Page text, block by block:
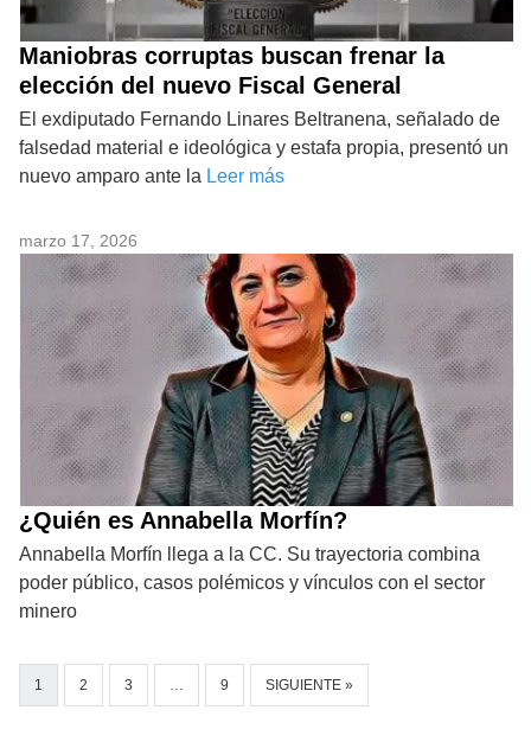
Maniobras corruptas buscan frenar la
elección del nuevo Fiscal General
El exdiputado Fernando Linares Beltranena, señalado de
falsedad material e ideológica y estafa propia, presentó un
nuevo amparo ante la Leer más
marzo 17, 2026
¿Quién es Annabella Morfín?
Annabella Morfín llega a la CC. Su trayectoria combina
poder público, casos polémicos y vínculos con el sector
minero
1 2 3 … 9 SIGUIENTE »